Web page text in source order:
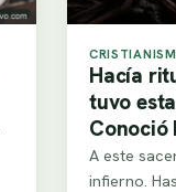
Hacía
tuvo
Conoció
A este
infierno.